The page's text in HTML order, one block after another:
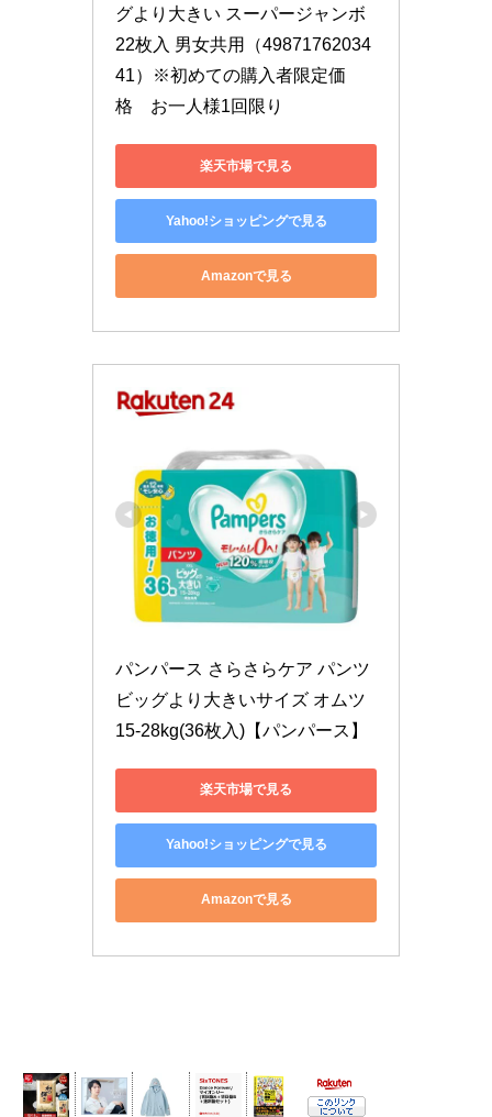
グより大きい スーパージャンボ
22枚入 男女共用（49871762034
41）※初めての購入者限定価
格　お一人様1回限り
楽天市場で見る
Yahoo!ショッピングで見る
Amazonで見る
パンパース さらさらケア パンツ
ビッグより大きいサイズ オムツ
15-28kg(36枚入)【パンパース】
楽天市場で見る
Yahoo!ショッピングで見る
Amazonで見る